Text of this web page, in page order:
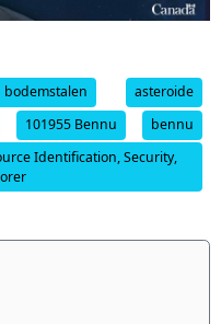
bodemstalen
asteroide
101955 Bennu
bennu
Identification, Security,